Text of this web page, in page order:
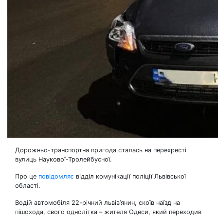
Дорожньо-транспортна пригода сталась на перехресті
вулиць Наукової-Тролейбусної.
Про це повідомляє відділ комунікації поліції Львівської
області.
Водій автомобіля 22-річний львів’янин, скоїв наїзд на
пішохода, свого однолітка – жителя Одеси, який переходив